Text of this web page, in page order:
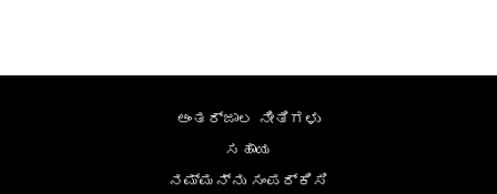
ಅಂತರ್ಜಾಲ ನೀತಿಗಳು
ಸಹಾಯ
ನಮ್ಮನ್ನು ಸಂಪರ್ಕಿಸಿ